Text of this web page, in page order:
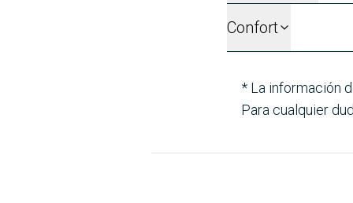
Confort
* La información
Para cualquier